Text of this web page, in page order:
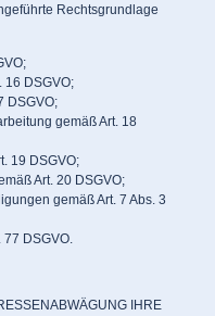
Rechtsgrundlage
16 DSGVO;
DSGVO;
gemäß Art. 18
19 DSGVO;
Art. 20 DSGVO;
gemäß Art. 7 Abs. 3
DSGVO.
IHRE